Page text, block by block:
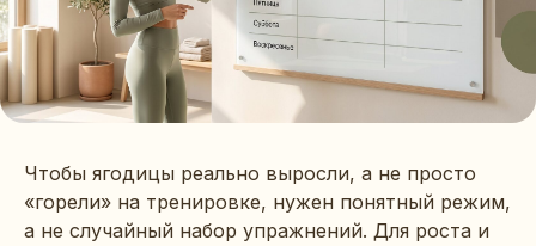
Чтобы ягодицы реально выросли, а не просто
«горели» на тренировке, нужен понятный режим,
а не случайный набор упражнений. Для роста и